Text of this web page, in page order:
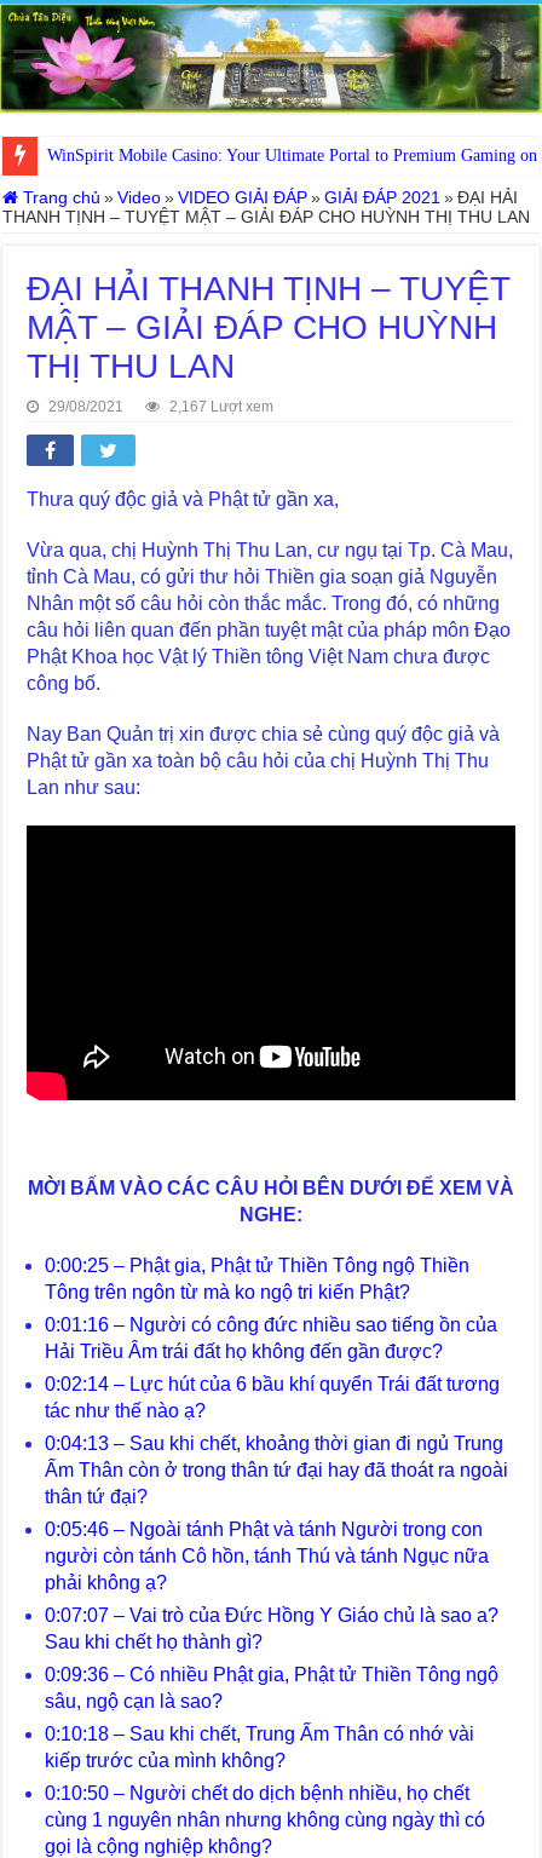
WinSpirit Mobile Casino: Your Ultimate Portal to Premium Gaming on
Trang chủ » Video » VIDEO GIẢI ĐÁP » GIẢI ĐÁP 2021 » ĐẠI HẢI
THANH TỊNH – TUYỆT MẬT – GIẢI ĐÁP CHO HUỲNH THỊ THU LAN
ĐẠI HẢI THANH TỊNH – TUYỆT
MẬT – GIẢI ĐÁP CHO HUỲNH
THỊ THU LAN
29/08/2021 2,167 Lượt xem
Thưa quý độc giả và Phật tử gần xa,
Vừa qua, chị Huỳnh Thị Thu Lan, cư ngụ tại Tp. Cà Mau,
tỉnh Cà Mau, có gửi thư hỏi Thiền gia soạn giả Nguyễn
Nhân một số câu hỏi còn thắc mắc. Trong đó, có những
câu hỏi liên quan đến phần tuyệt mật của pháp môn Đạo
Phật Khoa học Vật lý Thiền tông Việt Nam chưa được
công bố.
Nay Ban Quản trị xin được chia sẻ cùng quý độc giả và
Phật tử gần xa toàn bộ câu hỏi của chị Huỳnh Thị Thu
Lan như sau:
MỜI BẤM VÀO CÁC CÂU HỎI BÊN DƯỚI ĐỂ XEM VÀ
NGHE:
0:00:25 – Phật gia, Phật tử Thiền Tông ngộ Thiền
Tông trên ngôn từ mà ko ngộ tri kiến Phật?
0:01:16 – Người có công đức nhiều sao tiếng ồn của
Hải Triều Âm trái đất họ không đến gần được?
0:02:14 – Lực hút của 6 bầu khí quyển Trái đất tương
tác như thế nào ạ?
0:04:13 – Sau khi chết, khoảng thời gian đi ngủ Trung
Ấm Thân còn ở trong thân tứ đại hay đã thoát ra ngoài
thân tứ đại?
0:05:46 – Ngoài tánh Phật và tánh Người trong con
người còn tánh Cô hồn, tánh Thú và tánh Ngục nữa
phải không ạ?
0:07:07 – Vai trò của Đức Hồng Y Giáo chủ là sao a?
Sau khi chết họ thành gì?
0:09:36 – Có nhiều Phật gia, Phật tử Thiền Tông ngộ
sâu, ngộ cạn là sao?
0:10:18 – Sau khi chết, Trung Ấm Thân có nhớ vài
kiếp trước của mình không?
0:10:50 – Người chết do dịch bệnh nhiều, họ chết
cùng 1 nguyên nhân nhưng không cùng ngày thì có
gọi là cộng nghiệp không?